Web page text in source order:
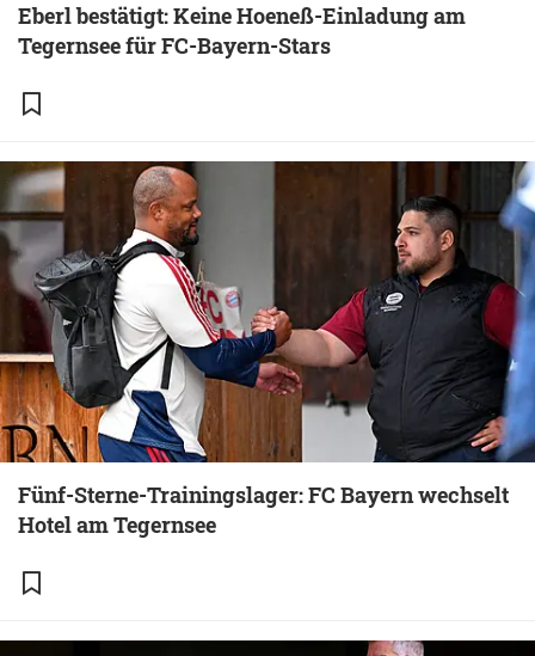
Eberl bestätigt: Keine Hoeneß-Einladung am
Tegernsee für FC-Bayern-Stars
Fünf-Sterne-Trainingslager: FC Bayern wechselt
Hotel am Tegernsee